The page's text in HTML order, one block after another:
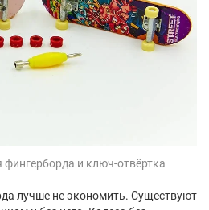
и ключ-отвёртка
лучше не экономить. Существуют